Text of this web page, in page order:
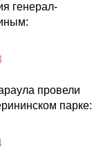
генерал-
провели
парке: